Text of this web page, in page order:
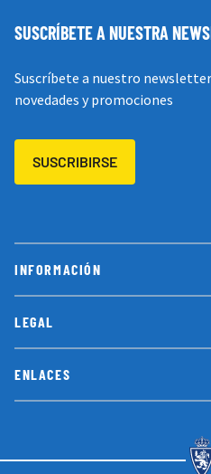
INFORMACIÓN
LEGAL
ENLACES
SUSCRÍBETE A NUESTRA
Suscríbete a nuestro
novedades y promociones
SUSCRIBIRSE